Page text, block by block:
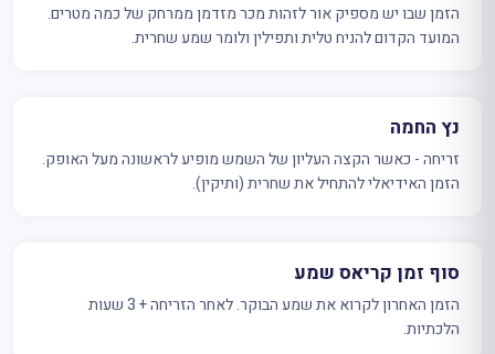
הזמן שבו יש מספיק אור לזהות מכר מזדמן ממרחק של כמה מטרים.
המועד הקדום להניח טלית ותפילין ולומר שמע שחרית.
נץ החמה
זריחה - כאשר הקצה העליון של השמש מופיע לראשונה מעל האופק.
הזמן האידיאלי להתחיל את שחרית (ותיקין).
סוף זמן קריאס שמע
הזמן האחרון לקרוא את שמע הבוקר. לאחר הזריחה + 3 שעות
הלכתיות.